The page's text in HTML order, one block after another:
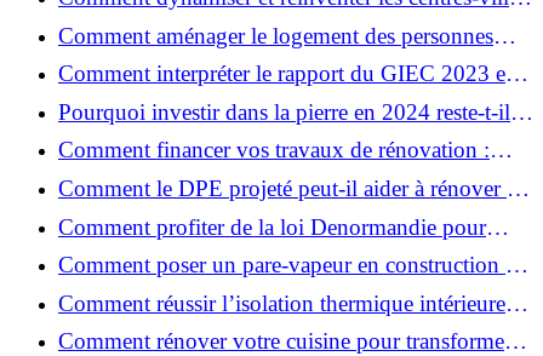
avec Action Cœur de Ville ?
Comment aménager le logement des personnes
âgées et obtenir des aides financières ?
Comment interpréter le rapport du GIEC 2023 et
en retenir l'essentiel ?
Pourquoi investir dans la pierre en 2024 reste-t-il
un choix sûr ?
Comment financer vos travaux de rénovation :
aides, prêts et solutions pratiques ?
Comment le DPE projeté peut-il aider à rénover et
valoriser votre bien ?
Comment profiter de la loi Denormandie pour
investir dans l'ancien et défiscaliser ?
Comment poser un pare-vapeur en construction et
rénovation : rôle et erreurs à éviter?
Comment réussir l’isolation thermique intérieure
pour une maison économe en énergie ?
Comment rénover votre cuisine pour transformer